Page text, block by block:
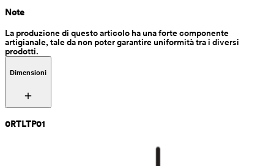
Note
La produzione di questo articolo ha una forte componente
artigianale, tale da non poter garantire uniformità tra i diversi
prodotti.
Dimensioni
0RTLTP01